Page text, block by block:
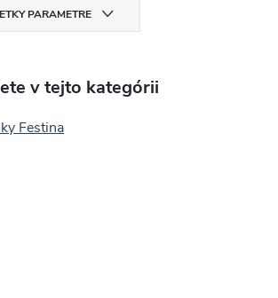
PARAMETRE
v tejto kategórii
Festina